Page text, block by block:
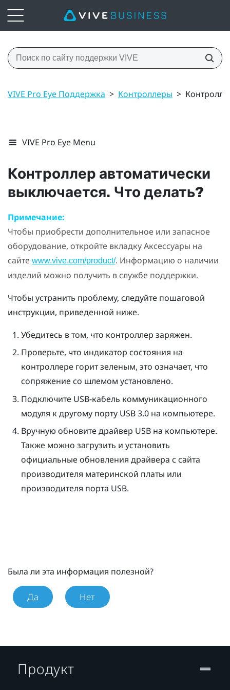
VIVE Pro Eye Поддержка > Контроллеры >
VIVE Pro Eye Menu
Контроллер автоматически
выключается. Что делать?
Примечание:
Чтобы приобрести дополнительное или запасное
оборудование, откройте вкладку Аксессуары на
сайте www.vive.com/product/. Информацию о наличии
изделий можно получить в службе поддержки.
Чтобы устранить проблему, следуйте пошаговой
инструкции, приведенной ниже.
Убедитесь в том, что контроллер заряжен.
Проверьте, что индикатор состояния на
контроллере горит зеленым, это означает, что
сопряжение со шлемом установлено.
Подключите USB-кабель коммуникационного
модуля к другому порту USB 3.0 на компьютере.
Вручную обновите драйвер USB на компьютере.
Также можно загрузить и установить
официальные обновления драйвера с сайта
производителя материнской платы или
производителя порта USB.
Была ли эта информация полезной?
Да Нет
Продукт